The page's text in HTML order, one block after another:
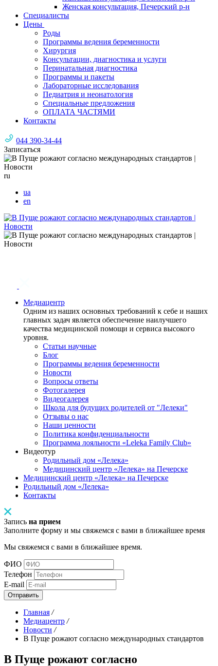
Женская консультация, Печерский р-н
Специалисты
Цены
Роды
Программы ведения беременности
Хирургия
Консультации, диагностика и услуги
Перинатальная диагностика
Программы и пакеты
Лабораторные исследования
Педиатрия и неонатология
Специальные предложения
ОПЛАТА ЧАСТЯМИ
Контакты
044 390-34-44
Записаться
ru
ua
en
Медиацентр
Одним из наших основных требований к себе и наших
главных задач является обеспечение наилучшего
качества медицинской помощи и сервиса высокого
уровня.
Статьи научные
Блог
Программы ведения беременности
Новости
Вопросы ответы
Фотогалерея
Видеогалерея
Школа для будущих родителей от "Лелеки"
Отзывы о нас
Наши ценности
Политика конфиденциальности
Программа лояльности «Leleka Family Club»
Видеотур
Родильный дом «Лелека»
Медицинский центр «Лелека» на Печерске
Медицинский центр «Лелека» на Печерске
Родильный дом «Лелека»
Контакты
Запись на прием
Заполните форму и мы свяжемся с вами в ближайшее время
Мы свяжемся с вами в ближайшее время.
ФИО
Телефон
E-mail
Отправить
Главная /
Медиацентр /
Новости /
В Пуще рожают согласно международных стандартов
В Пуще рожают согласно